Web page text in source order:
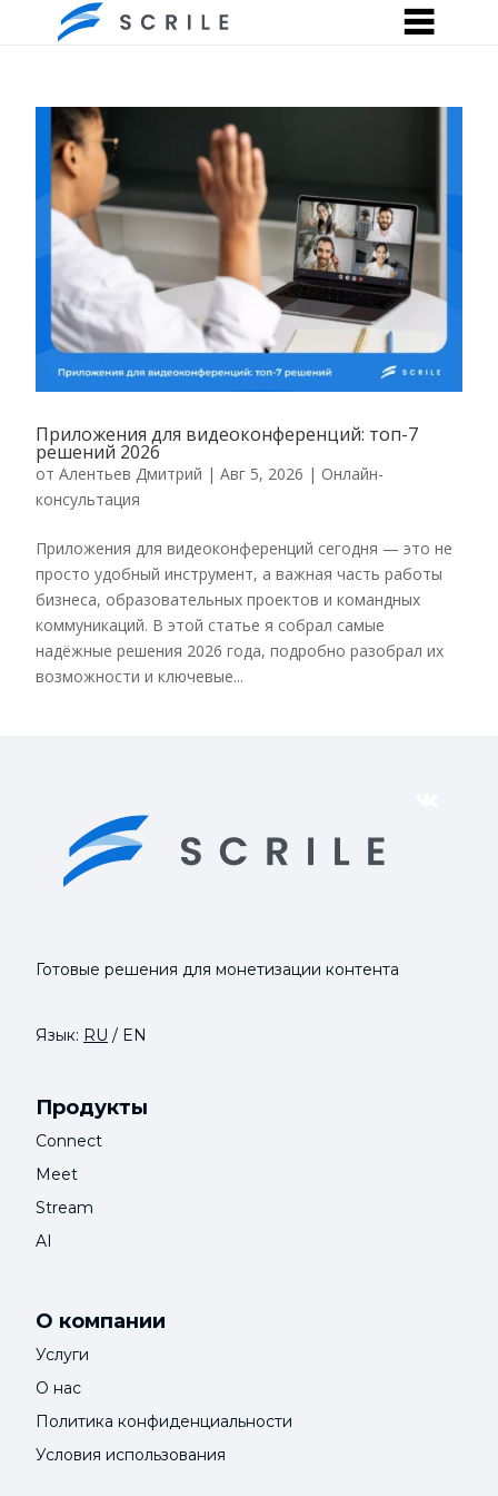
Приложения для видеоконференций: топ-7
решений 2026
от Алентьев Дмитрий | Авг 5, 2026 | Онлайн-
консультация
Приложения для видеоконференций сегодня — это не
просто удобный инструмент, а важная часть работы
бизнеса, образовательных проектов и командных
коммуникаций. В этой статье я собрал самые
надёжные решения 2026 года, подробно разобрал их
возможности и ключевые...
Готовые решения для монетизации контента
Язык: RU / EN
Продукты
Connect
Meet
Stream
AI
О компании
Услуги
О нас
Политика конфиденциальности
Условия использования